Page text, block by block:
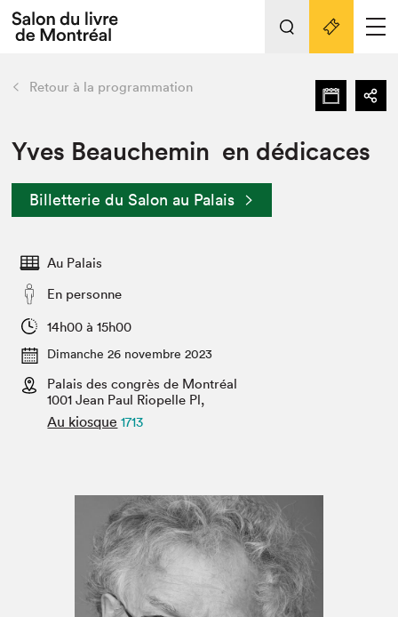
Espace exposant⋅e⋅s
Espace enseignant·e·s
Espace médias
L'événement
Préparer sa visite au Salon
Actualités
SLM PRO
retour Nos activités
Préparer sa visite
Salon dans la ville et en ligne
Projets partenaires
Liens pratiques
Retour à la programmation
Yves Beauchemin en dédicaces
Billetterie du Salon au Palais
Au Palais
En personne
14h00 à 15h00
Dimanche 26 novembre 2023
Palais des congrès de Montréal
1001 Jean Paul Riopelle Pl,
Au kiosque 1713